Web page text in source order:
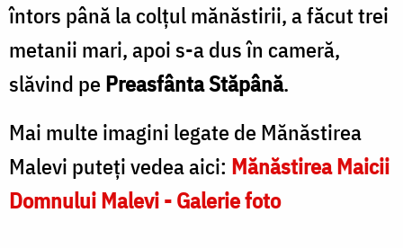
întors până la colţul mănăstirii, a făcut trei
metanii mari, apoi s-a dus în cameră,
slăvind pePreasfânta Stăpână.
Mai multe imagini legate de Mănăstirea
Malevi puteți vedea aici: Mănăstirea Maicii
Domnului Malevi - Galerie foto